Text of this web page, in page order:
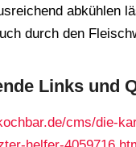
abkühlen
durch den
Links und
cms/die-